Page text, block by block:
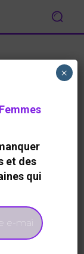
CULTURE
et des
qui
×